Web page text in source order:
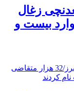
شدن ۲۰ معدنچی زغال
بیست و